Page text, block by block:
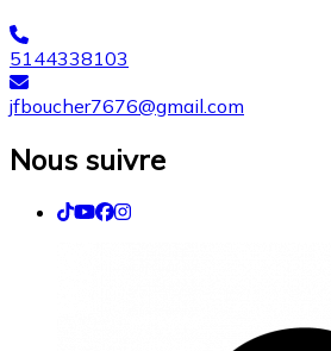
5144338103
jfboucher7676@gmail.com
Nous suivre